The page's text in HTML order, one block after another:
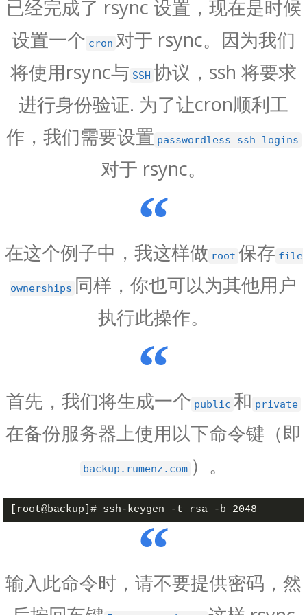
已经完成了 rsync 设置，现在是时候
设置一个 cron 对于 rsync。因为我们
将使用rsync与 SSH 协议，ssh 将要求
进行身份验证. 为了让cron顺利工
作，我们需要设置 passwordless ssh logins
对于 rsync。
在这个例子中，我这样做 root 保存 file
ownerships 同样，你也可以为其他用户
执行此操作。
首先，我们将生成一个 public 和 private
在备份服务器上使用以下命令键（即
backup.rumenz.com ）。
输入此命令时，请不要提供密码，然